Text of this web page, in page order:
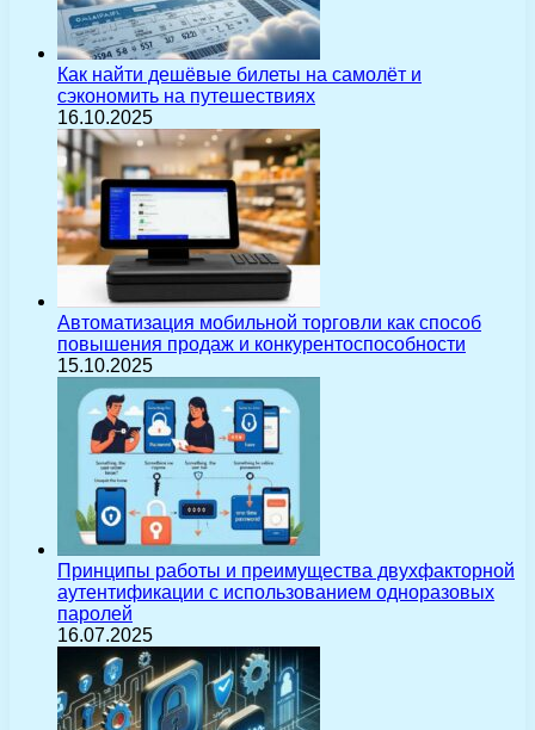
Как найти дешёвые билеты на самолёт и
сэкономить на путешествиях
16.10.2025
Автоматизация мобильной торговли как способ
повышения продаж и конкурентоспособности
15.10.2025
Принципы работы и преимущества двухфакторной
аутентификации с использованием одноразовых
паролей
16.07.2025